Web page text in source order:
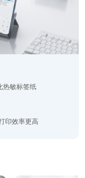
热敏标签纸
印效率更高